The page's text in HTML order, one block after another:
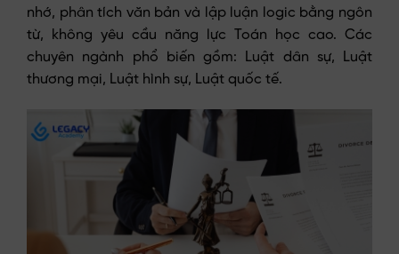
nhớ, phân tích văn bản và lập luận logic bằng ngôn
từ, không yêu cầu năng lực Toán học cao. Các
chuyên ngành phổ biến gồm: Luật dân sự, Luật
thương mại, Luật hình sự, Luật quốc tế.